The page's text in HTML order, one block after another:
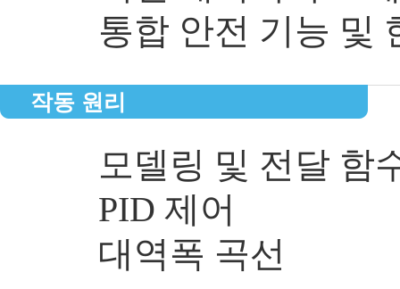
통합 안전 기능 및
작동 원리
모델링 및 전달 함
PID 제어
대역폭 곡선